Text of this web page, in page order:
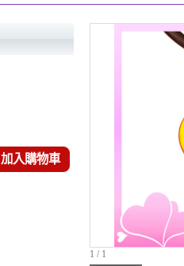
1 / 1
加入購物車